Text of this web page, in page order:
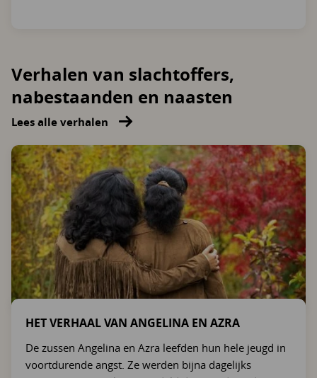
Verhalen van slachtoffers,
nabestaanden en naasten
Lees alle verhalen
HET VERHAAL VAN ANGELINA EN AZRA
De zussen Angelina en Azra leefden hun hele jeugd in
voortdurende angst. Ze werden bijna dagelijks